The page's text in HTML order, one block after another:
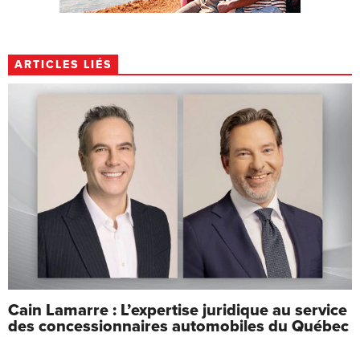
ARTICLES LIÉS
Cain Lamarre : L’expertise juridique au service
des concessionnaires automobiles du Québec